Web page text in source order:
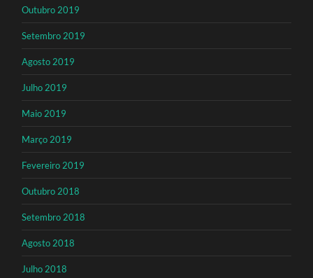
Outubro 2019
Setembro 2019
Agosto 2019
Julho 2019
Maio 2019
Março 2019
Fevereiro 2019
Outubro 2018
Setembro 2018
Agosto 2018
Julho 2018